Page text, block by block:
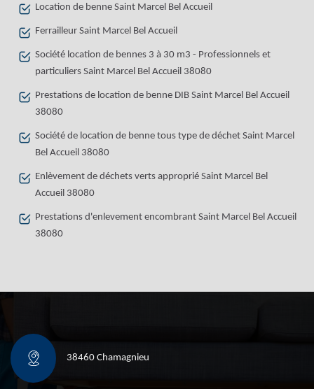
Location de benne Saint Marcel Bel Accueil
Ferrailleur Saint Marcel Bel Accueil
Société location de bennes 3 à 30 m3 - Professionnels et
particuliers Saint Marcel Bel Accueil 38080
Prestations de location de benne DIB Saint Marcel Bel Accueil
38080
Société de location de benne tous type de déchet Saint Marcel
Bel Accueil 38080
Enlèvement de déchets verts approprié Saint Marcel Bel
Accueil 38080
Prestations d'enlevement encombrant Saint Marcel Bel Accueil
38080
38460 Chamagnieu